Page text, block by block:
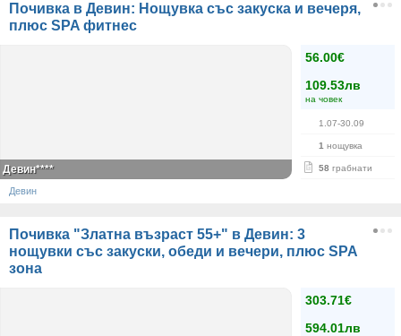
Почивка в Девин: Нощувка със закуска и вечеря,
плюс SPA фитнес
56.00€
109.53лв
на човек
1.07-30.09
1 нощувка
58 грабнати
Девин****
Девин
Почивка "Златна възраст 55+" в Девин: 3
нощувки със закуски, обеди и вечери, плюс SPA
зона
303.71€
594.01лв